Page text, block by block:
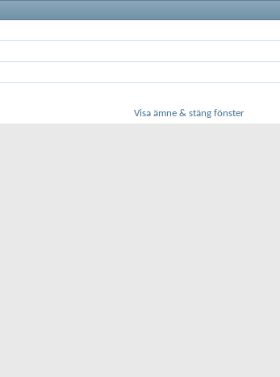
Visa ämne & stäng fönster